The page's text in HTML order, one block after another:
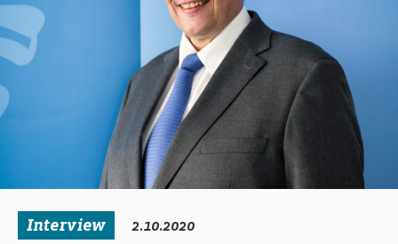
Interview 2.10.2020